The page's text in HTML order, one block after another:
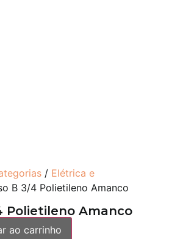
/ Elétrica e
B 3/4 Polietileno Amanco
Polietileno Amanco
ao carrinho